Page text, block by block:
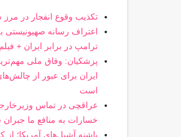
تکذیب وقوع انفجار در
اعتراف رسانه صهیونیستی
ترامپ در برابر ایران + فیلم
پزشکیان: وفاق ملی
ایران برای عبور از
است
عراقچی در تماس
خسارات به منافع ما جبران
پاشنه آشیل‌های آمریکا؛ از